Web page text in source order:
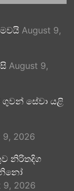
August 9,
August 9,
සේවා යළි
9, 2026
නිරිතදිග
නිනෝ
9, 2026